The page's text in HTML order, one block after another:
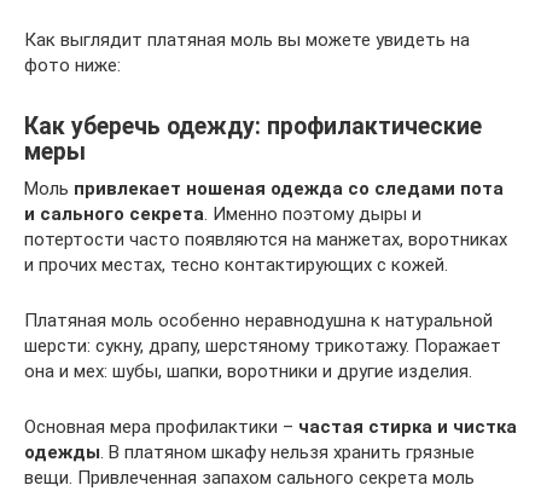
Как выглядит платяная моль вы можете увидеть на
фото ниже:
Как уберечь одежду: профилактические
меры
Моль привлекает ношеная одежда со следами пота
и сального секрета. Именно поэтому дыры и
потертости часто появляются на манжетах, воротниках
и прочих местах, тесно контактирующих с кожей.
Платяная моль особенно неравнодушна к натуральной
шерсти: сукну, драпу, шерстяному трикотажу. Поражает
она и мех: шубы, шапки, воротники и другие изделия.
Основная мера профилактики – частая стирка и чистка
одежды. В платяном шкафу нельзя хранить грязные
вещи. Привлеченная запахом сального секрета моль